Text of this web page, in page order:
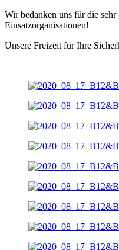
Wir bedanken uns für die
Einsatzorganisationen!
Unsere Freizeit für Ihre